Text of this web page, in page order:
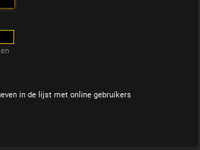
in de lijst met online gebruikers